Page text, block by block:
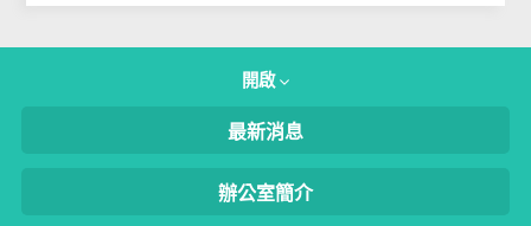
開啟
最新消息
辦公室簡介